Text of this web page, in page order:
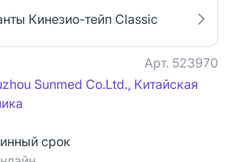
Кинезио-тейп Classic
Арт. 523970
Sunmed Co.Ltd., Китайская
срок